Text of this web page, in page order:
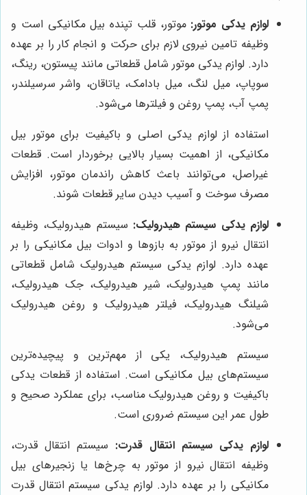
لوازم یدکی موتور: موتور، قلب تپنده بیل مکانیکی است و
وظیفه تامین نیروی لازم برای حرکت و انجام کار را بر عهده
دارد. لوازم یدکی موتور شامل قطعاتی مانند پیستون، رینگ،
سوپاپ، میل لنگ، میل بادامک، یاتاقان، واشر سرسیلندر،
پمپ آب، پمپ روغن و فیلترها می‌شود.
استفاده از لوازم یدکی اصلی و باکیفیت برای موتور بیل
مکانیکی، از اهمیت بسیار بالایی برخوردار است. قطعات
غیراصل، می‌توانند باعث کاهش راندمان موتور، افزایش
مصرف سوخت و آسیب دیدن سایر قطعات شوند.
لوازم یدکی سیستم هیدرولیک: سیستم هیدرولیک، وظیفه
انتقال نیرو از موتور به بازوها و ادوات بیل مکانیکی را بر
عهده دارد. لوازم یدکی سیستم هیدرولیک شامل قطعاتی
مانند پمپ هیدرولیک، شیر هیدرولیک، جک هیدرولیک،
شیلنگ هیدرولیک، فیلتر هیدرولیک و روغن هیدرولیک
می‌شود.
سیستم هیدرولیک، یکی از مهم‌ترین و پیچیده‌ترین
سیستم‌های بیل مکانیکی است. استفاده از قطعات یدکی
باکیفیت و روغن هیدرولیک مناسب، برای عملکرد صحیح و
طول عمر این سیستم ضروری است.
لوازم یدکی سیستم انتقال قدرت: سیستم انتقال قدرت،
وظیفه انتقال نیرو از موتور به چرخ‌ها یا زنجیرهای بیل
مکانیکی را بر عهده دارد. لوازم یدکی سیستم انتقال قدرت